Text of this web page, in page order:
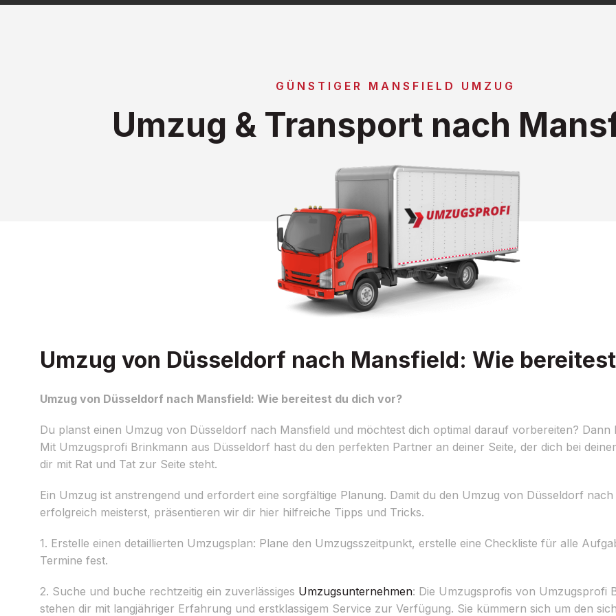
GÜNSTIGER MANSFIELD UMZUG
Umzug & Transport nach
Umzug von Düsseldorf nach Mansfield: Wie
Umzug von Düsseldorf nach Mansfield: Wie bereitest du dich vor?
Du planst einen Umzug von Düsseldorf nach Mansfield und möchtest dich optimal darauf vorbereiten? Dann
Mit Umzugsprofi Brinkmann aus Düsseldorf hast du den perfekten Partner an deiner Seite, der dich bei
dir mit Rat und Tat zur Seite steht.
Ein Umzug ist anstrengend und erfordert eine sorgfältige Planung. Damit du den Umzug von Düsseldorf
erfolgreich meisterst, präsentieren wir dir hier hilfreiche Tipps und Tricks.
1. Erstelle einen detaillierten Umzugsplan: Plane den Umzugsszeitpunkt, erstelle eine Checkliste für alle
Termine fest.
2. Suche und buche rechtzeitig ein zuverlässiges Umzugsunternehmen: Die Umzugsprofis von Umzugsprofi
stehen dir mit langjähriger Erfahrung und erstklassigem Service zur Verfügung. Sie kümmern sich um den